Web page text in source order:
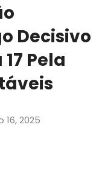
Decisivo
Pela
2025